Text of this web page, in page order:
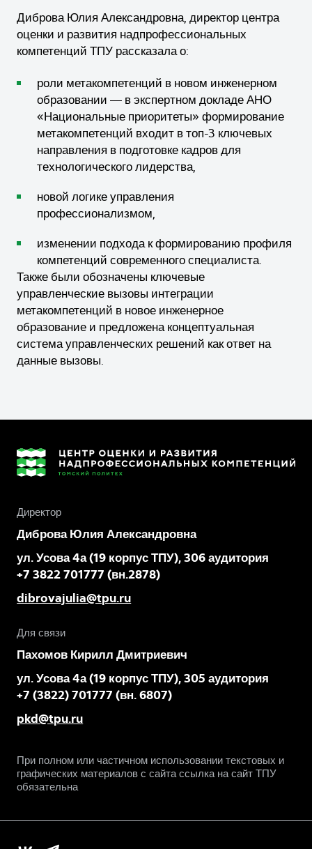
Диброва Юлия Александровна, директор центра
оценки и развития надпрофессиональных
компетенций ТПУ рассказала о:
роли метакомпетенций в новом инженерном
образовании — в экспертном докладе АНО
«Национальные приоритеты» формирование
метакомпетенций входит в топ-3 ключевых
направления в подготовке кадров для
технологического лидерства,
новой логике управления
профессионализмом,
изменении подхода к формированию профиля
компетенций современного специалиста.
Также были обозначены ключевые
управленческие вызовы интеграции
метакомпетенций в новое инженерное
образование и предложена концептуальная
система управленческих решений как ответ на
данные вызовы.
При полном или частичном использовании текстовых и
графических материалов с сайта ссылка на сайт ТПУ
обязательна
Директор
Диброва Юлия Александровна
ул. Усова 4а (19 корпус ТПУ), 306 аудитория
+7 3822 701777 (вн.2878)
dibrovajulia@tpu.ru
Для связи
Пахомов Кирилл Дмитриевич
ул. Усова 4а (19 корпус ТПУ), 305 аудитория
+7 (3822) 701777 (вн. 6807)
pkd@tpu.ru